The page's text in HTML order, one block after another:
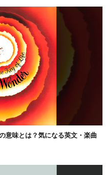
意味とは？気になる英文・楽曲